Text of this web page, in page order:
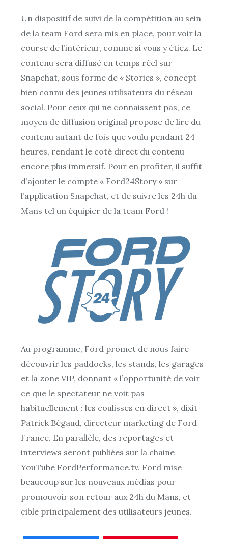
Un dispositif de suivi de la compétition au sein
de la team Ford sera mis en place, pour voir la
course de l’intérieur, comme si vous y étiez. Le
contenu sera diffusé en temps réel sur
Snapchat, sous forme de « Stories », concept
bien connu des jeunes utilisateurs du réseau
social. Pour ceux qui ne connaissent pas, ce
moyen de diffusion original propose de lire du
contenu autant de fois que voulu pendant 24
heures, rendant le coté direct du contenu
encore plus immersif. Pour en profiter, il suffit
d’ajouter le compte « Ford24Story » sur
l’application Snapchat, et de suivre les 24h du
Mans tel un équipier de la team Ford !
Au programme, Ford promet de nous faire
découvrir les paddocks, les stands, les garages
et la zone VIP, donnant « l’opportunité de voir
ce que le spectateur ne voit pas
habituellement : les coulisses en direct », dixit
Patrick Bégaud, directeur marketing de Ford
France. En parallèle, des reportages et
interviews seront publiées sur la chaine
YouTube FordPerformance.tv. Ford mise
beaucoup sur les nouveaux médias pour
promouvoir son retour aux 24h du Mans, et
cible principalement des utilisateurs jeunes.